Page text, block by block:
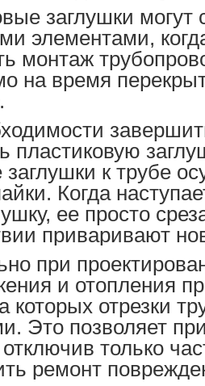
заглушки могут
элементами,
монтаж
на время
пластиковую
заглушки к трубе
Когда
ее просто
приваривают
при
и отопления
которых отрезки
Это позволяет
только
ремонт